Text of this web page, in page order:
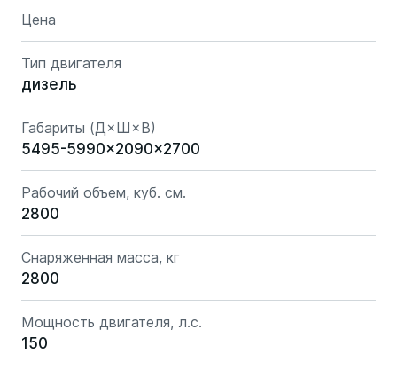
Цена
Тип двигателя
дизель
Габариты (Д×Ш×В)
5495-5990x2090×2700
Рабочий объем, куб. см.
2800
Снаряженная масса, кг
2800
Мощность двигателя, л.с.
150